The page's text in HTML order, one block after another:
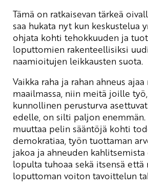
Tämä on ratkaisevan tärkeä
saa hukata nyt kun keskustelua
ohjata kohti tehokkuuden ja
loputtomien rakenteellisiksi
naamioitujen leikkausten suota.
Vaikka raha ja rahan ahneus
maailmassa, niin meitä joille
kunnollinen perusturva
edelle, on silti paljon
muuttaa pelin sääntöjä kohti
demokratiaa, työn tuottaman
jakoa ja ahneuden kahlitsemista
lopulta tuhoaa sekä itsensä että
loputtoman voiton tavoittelun